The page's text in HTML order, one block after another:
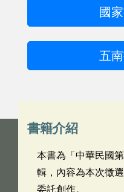
國
五
書籍介紹
本書為「中華民國
輯，內容為本次徵
委託創作。